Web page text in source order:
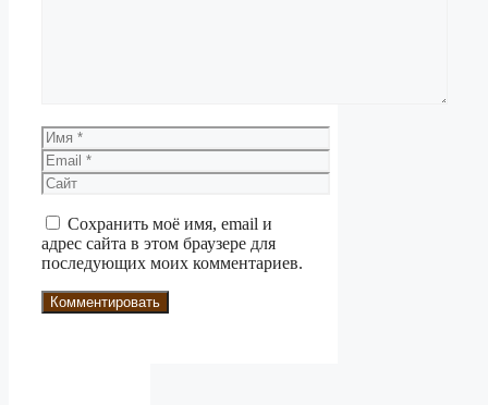
Имя
Email
Сайт
Сохранить моё имя, email и
адрес сайта в этом браузере для
последующих моих комментариев.